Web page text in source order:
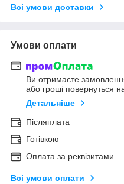
Всі умови доставки
Умови оплати
Ви отримаєте
або гроші повернуться
Детальніше
Післяплата
Готівкою
Оплата за реквізитами
Всі умови оплати